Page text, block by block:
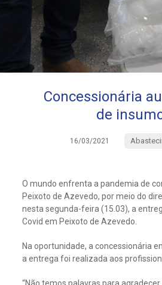
Concessionária
de
16/03/2021
O mundo enfrenta a pandemia de
Peixoto de Azevedo, por meio do
nesta segunda-feira (15.03), a
Covid em Peixoto de Azevedo.
Na oportunidade, a concessionária
a entrega foi realizada aos
“Não temos palavras para